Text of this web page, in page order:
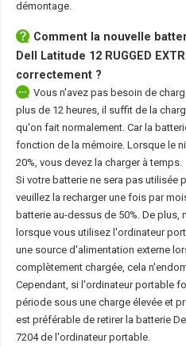
démontage.
Comment la nouvelle
Dell Latitude 12 RUGGED
correctement ?
Vous n'avez pas besoin de
plus de 12 heures, il suffit de la
qu'on fait normalement. Car la
fonction de la mémoire. Lorsque le
20%, vous devez la charger à temps.
Si votre batterie ne sera pas utilisée
veuillez la recharger une fois par
batterie au-dessus de 50%. De plus,
lorsque vous utilisez l'ordinateur
une source d'alimentation externe
complètement chargée, cela
Cependant, si l'ordinateur portable
période sous une charge élevée et
est préférable de retirer la batterie
7204de l'ordinateur portable.